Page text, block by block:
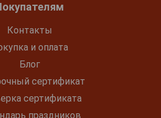
Контакты
и оплата
Блог
сертификат
сертификата
праздников